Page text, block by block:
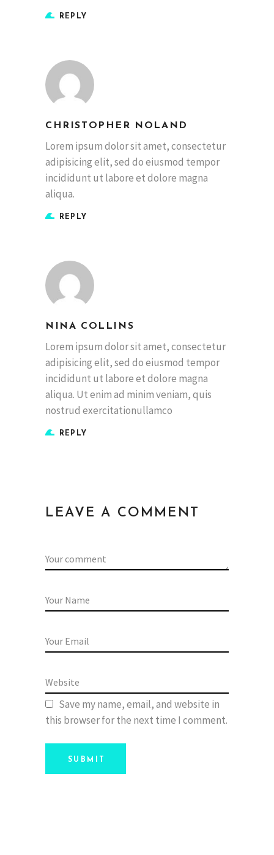
REPLY
CHRISTOPHER NOLAND
Lorem ipsum dolor sit amet, consectetur
adipisicing elit, sed do eiusmod tempor
incididunt ut labore et dolore magna
aliqua.
REPLY
NINA COLLINS
Lorem ipsum dolor sit amet, consectetur
adipisicing elit, sed do eiusmod tempor
incididunt ut labore et dolore magna
aliqua. Ut enim ad minim veniam, quis
nostrud exercitationullamco
REPLY
LEAVE A COMMENT
Save my name, email, and website in
this browser for the next time I comment.
SUBMIT